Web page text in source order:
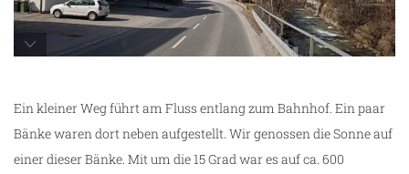
Ein kleiner Weg führt am Fluss entlang zum Bahnhof. Ein paar
Bänke waren dort neben aufgestellt. Wir genossen die Sonne auf
einer dieser Bänke. Mit um die 15 Grad war es auf ca. 600